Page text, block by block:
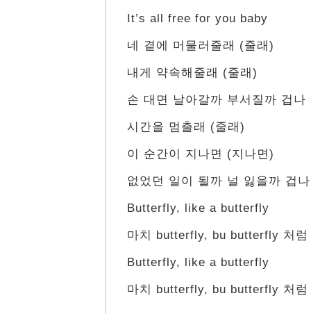
It’s all free for you baby
네 곁에 머물러줄래 (줄래)
내게 약속해줄래 (줄래)
손 대면 날아갈까 부서질까 겁나
시간을 멈출래 (줄래)
이 순간이 지나면 (지나면)
없었던 일이 될까 널 잃을까 겁
Butterfly, like a butterfly
마치 butterfly, bu butterfly 처럼
Butterfly, like a butterfly
마치 butterfly, bu butterfly 처럼